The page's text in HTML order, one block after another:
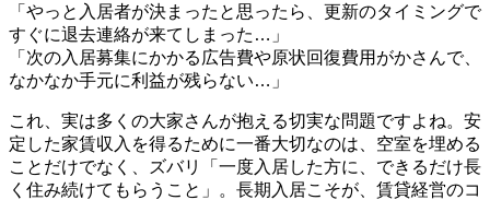
「やっと入居者が決まったと思ったら、更新のタイミングで
すぐに退去連絡が来てしまった…」
「次の入居募集にかかる広告費や原状回復費用がかさんで、
なかなか手元に利益が残らない…」
これ、実は多くの大家さんが抱える切実な問題ですよね。安
定した家賃収入を得るために一番大切なのは、空室を埋める
ことだけでなく、ズバリ「一度入居した方に、できるだけ長
く住み続けてもらうこと」。長期入居こそが、賃貸経営のコ